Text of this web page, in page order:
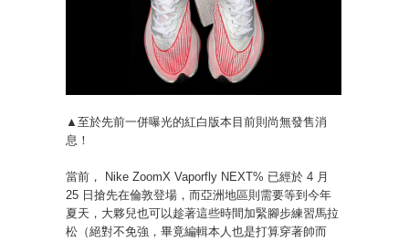
▲至於先前一併曝光的紅白版本目前則尚無發售消
息！
當前， Nike ZoomX Vaporfly NEXT% 已經於 4 月
25 日搶先在倫敦登場，而亞洲地區則需要等到今年
夏天，大夥兒也可以趁著這些時間加緊腳步練習馬拉
松（絕對不免強，畢竟編輯本人也是打算穿著帥而